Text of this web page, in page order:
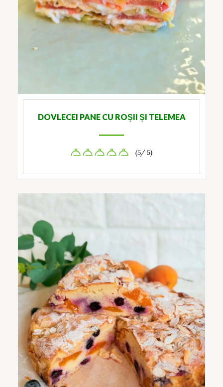
DOVLECEI PANE CU ROȘII ȘI TELEMEA
(5/ 5)